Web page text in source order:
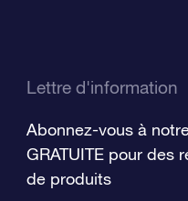
Lettre d'information
Abonnez-vous à
GRATUITE pour des
de produits